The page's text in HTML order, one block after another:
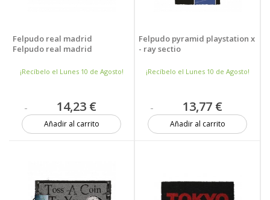
Felpudo real madrid
Felpudo real madrid
¡Recíbelo el Lunes 10 de Agosto!
14,23 €
Añadir al carrito
Felpudo pyramid playstation x
- ray sectio
¡Recíbelo el Lunes 10 de Agosto!
13,77 €
Añadir al carrito